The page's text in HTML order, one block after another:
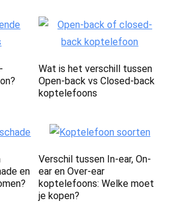
Wat is het verschill tussen
Open-back vs Closed-back
koptelefoons
en
Verschil tussen In-ear, On-
ear en Over-ear
koptelefoons: Welke moet
je kopen?